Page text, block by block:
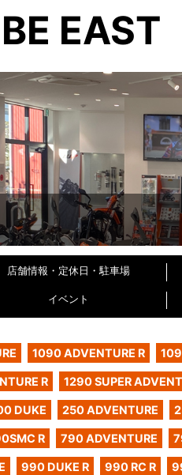
EAST
店舗情報・定休日・駐車場
イベント
1090 ADVENTURE R
R 1290 SUPER
DUKE 250 ADVENTURE
R 790 ADVENTURE
990 DUKE R 990 RC R